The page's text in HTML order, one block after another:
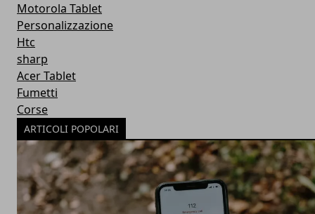
Motorola Tablet
Personalizzazione
Htc
sharp
Acer Tablet
Fumetti
Corse
ARTICOLI POPOLARI